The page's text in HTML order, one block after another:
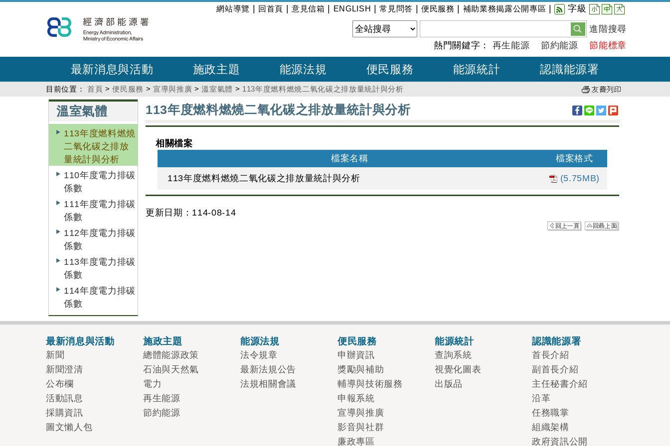
到
主
內
:::
網站導覽 回首頁 意見信箱 ENGLISH |常見問答 便民服務 補助業務揭露公開專區 字級 小 中 大
進階搜尋
熱門關鍵字： 再生能源 節約能源 節能標章
最新消息與活動 施政主題 能源法規 便民服務 能源統計 認識能源署
目前位置： 首頁 >便民服務 >宣導與推廣 >溫室氣體 > 113年度燃料燃燒二氧化碳之排放量統計與分析
:::溫室氣體
113年度燃料燃燒
二氧化碳之排放
量統計與分析
110年度電力排碳
係數
111年度電力排碳
係數
112年度電力排碳
係數
113年度電力排碳
係數
114年度電力排碳
係數
113年度燃料燃燒二氧化碳之排放量統計與分析
相關檔案
檔案名稱
檔案格式
113年度燃料燃燒二氧化碳之排放量統計與分析
(5.75MB)
更新日期：114-08-14
最新消息與活動
新聞
新聞澄清
公布欄
活動訊息
採購資訊
圖文懶人包
施政主題
總體能源政策
石油與天然氣
電力
再生能源
節約能源
能源法規
法令規章
最新法規公告
法規相關會議
便民服務
申辦資訊
獎勵與補助
輔導與技術服務
申報系統
宣導與推廣
影音與社群
廉政專區
能源統計
查詢系統
視覺化圖表
出版品
認識能源署
首長介紹
副首長介紹
主任秘書介紹
沿革
任務職掌
組織架構
政府資訊公開